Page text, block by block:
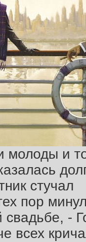
молоды и
стучал
пор
-
всех